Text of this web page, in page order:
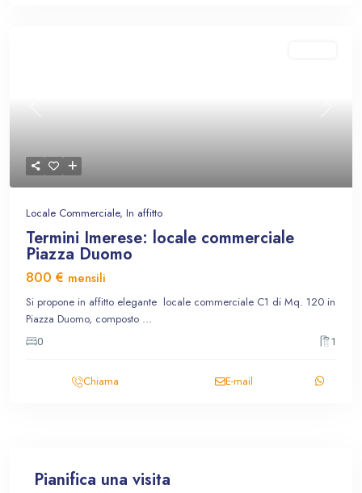
Locale Commerciale, In affitto
Termini Imerese: locale commerciale
Piazza Duomo
800 € mensili
Si propone in affitto elegante locale commerciale C1 di Mq. 120 in
Piazza Duomo, composto ...
0 1
Chiama E-mail
Pianifica una visita